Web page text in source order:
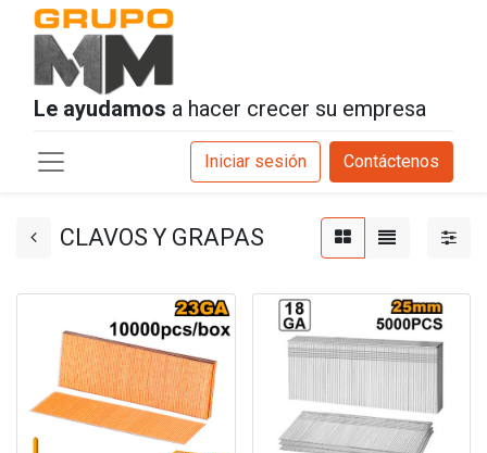
Le ayudamos a hacer crecer su empresa
Iniciar sesión Contáctenos
CLAVOS Y GRAPAS